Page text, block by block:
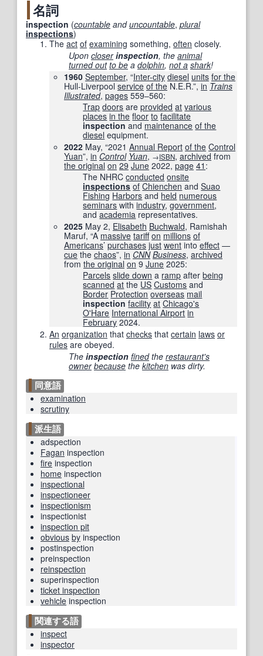
名詞
inspection (countable anduncountable, plural
inspections)
The act of examining something, often closely.
Upon closer inspection, the animal
turned out to be a dolphin, not a shark!
1960 September, “Inter-city diesel units for the
Hull-Liverpool service of the N.E.R.”, in Trains
Illustrated, pages 559–560:
Trap doors areprovided at various
places in the floor to facilitate
inspection and maintenance of the
diesel equipment.
2022 May, “2021 Annual Report of the Control
Yuan”, in Control Yuan‎, →ISBN, archived from
the original on 29 June 2022, page 41 :
The NHRCconducted onsite
inspections of Chienchen andSuao
Fishing Harbors and held numerous
seminars withindustry,government,
andacademia representatives.
2025 May 2, Elisabeth Buchwald, Ramishah
Maruf, “A massive tariff on millions of
Americans’ purchases just went into effect —
cue the chaos”, in CNN Business‎, archived
from the original on 9 June 2025:
Parcels slide down a ramp afterbeing
scanned at the US Customs and
Border Protection overseas mail
inspection facility at Chicago's
O'Hare International Airport in
February 2024.
An organization that checks that certain laws or
rules are obeyed.
The inspection finedthe restaurant's
owner because the kitchen was dirty.
同意語
examination
scrutiny
派生語
adspection
Fagan inspection
fire inspection
home inspection
inspectional
inspectioneer
inspectionism
inspectionist
inspection pit
obvious by inspection
postinspection
preinspection
reinspection
superinspection
ticket inspection
vehicle inspection
関連する語
inspect
inspector